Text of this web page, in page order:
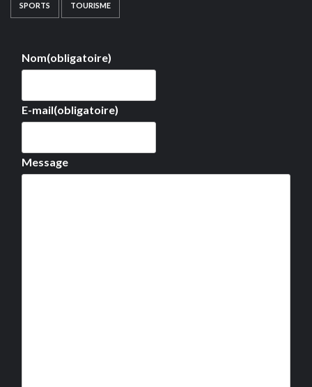
SPORTS TOURISME
Nom(obligatoire)
E-mail(obligatoire)
Message